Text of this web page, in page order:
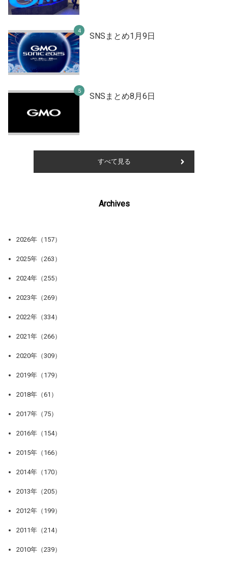
SNSまとめ1月9日
SNSまとめ8月6日
すべて見る
Archives
2026年（157）
2025年（263）
2024年（255）
2023年（269）
2022年（334）
2021年（266）
2020年（309）
2019年（179）
2018年（61）
2017年（75）
2016年（154）
2015年（166）
2014年（170）
2013年（205）
2012年（199）
2011年（214）
2010年（239）